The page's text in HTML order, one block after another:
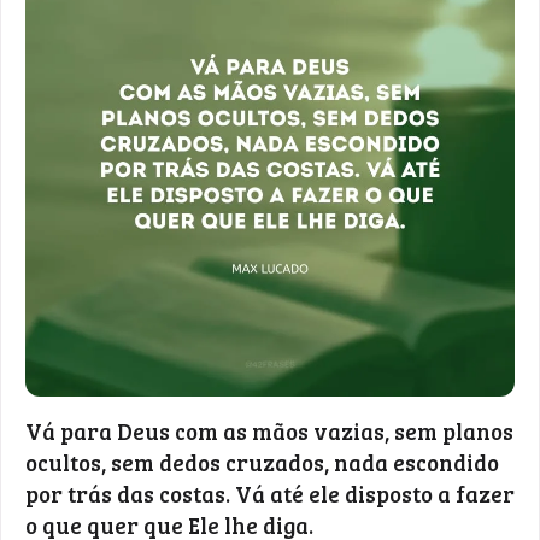
Vá para Deus com as mãos vazias, sem planos
ocultos, sem dedos cruzados, nada escondido
por trás das costas. Vá até ele disposto a fazer
o que quer que Ele lhe diga.